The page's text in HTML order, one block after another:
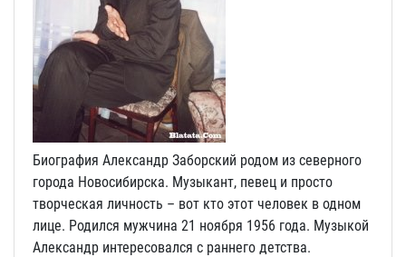
Биография Александр Заборский родом из северного
города Новосибирска. Музыкант, певец и просто
творческая личность – вот кто этот человек в одном
лице. Родился мужчина 21 ноября 1956 года. Музыкой
Александр интересовался с раннего детства.